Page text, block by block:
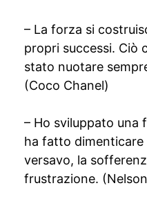
– La forza si
propri successi. Ciò
stato nuotare
(Coco Chanel)
– Ho sviluppato una
ha fatto
versavo, la
frustrazione.